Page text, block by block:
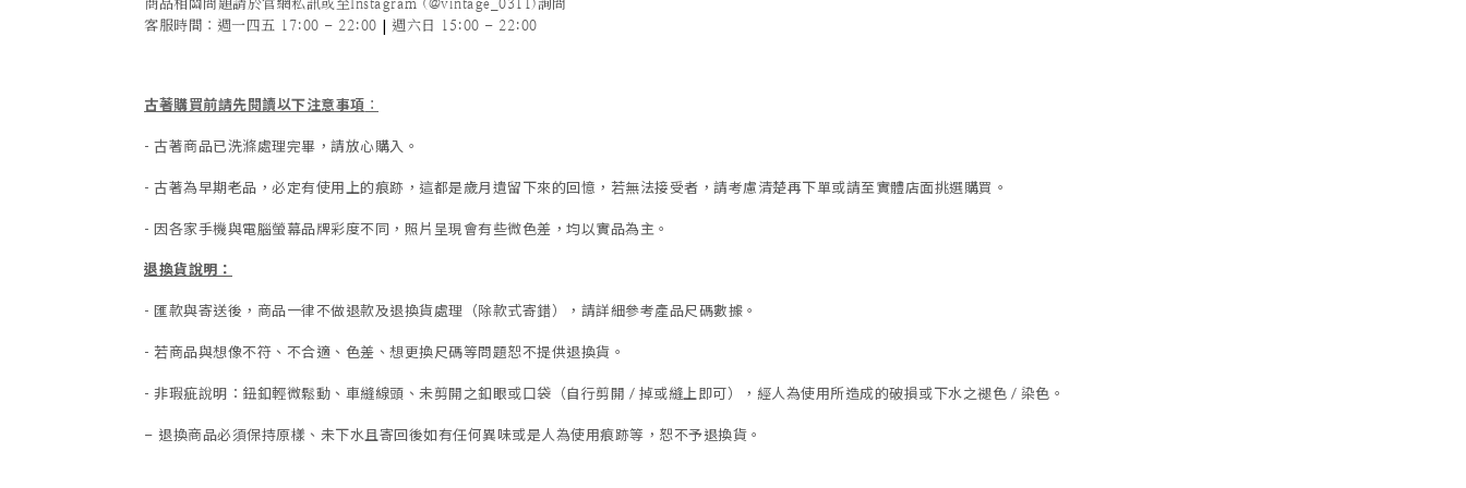
商品相關問題請於官網私訊或至Instagram (@vintage_0311)詢問
客服時間 ：週一四五 17:00 - 22:00 | 週六日 15:00 - 22:00
古著購買前請先閱讀以下注意事項 ：
- 古著商品已洗滌處理完畢，請放心購入。
- 古著為早期老品，必定有使用上的痕跡，這都是歲月遺留下來的回憶，若無法接受者，請考慮清楚再下單或請至實體店面挑選購買。
- 因各家手機與電腦螢幕品牌彩度不同，照片呈現會有些微色差，均以實品為主。
退換貨說明：
- 匯款與寄送後，商品一律不做退款及退換貨處理（除款式寄錯）， 請詳細參考產品尺碼數據 。
- 若商品與想像不符、不合適、色差、想更換尺碼等問題恕不提供退換貨。
- 非瑕疵說明：鈕釦輕微鬆動、車縫線頭、未剪開之釦眼或口袋（自行剪開 / 掉或縫上即可），經人為使用所造成的破損或下水之褪色 / 染色。
- 退換商品必須保持原樣、未下水且寄回後如有任何異味或是人為使用痕跡等 ， 恕不予退換貨。